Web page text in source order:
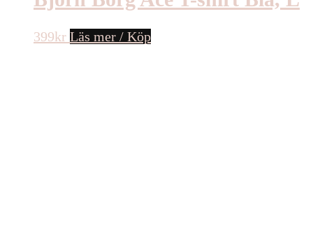
399kr Läs mer / Köp